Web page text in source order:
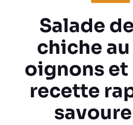
Salade
chiche
oignons et
recette